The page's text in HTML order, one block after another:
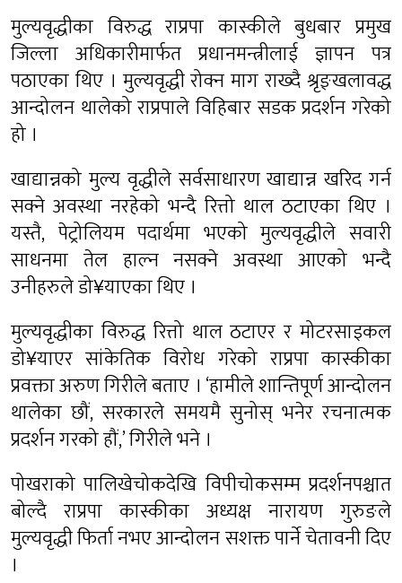
मुल्यवृद्धीका विरुद्ध राप्रपा कास्कीले बुधबार प्रमुख
जिल्ला अधिकारीमार्फत प्रधानमन्त्रीलाई ज्ञापन पत्र
पठाएका थिए । मुल्यवृद्धी रोक्न माग राख्दै श्रृङ्खलावद्ध
आन्दोलन थालेको राप्रपाले विहिबार सडक प्रदर्शन गरेको
हो ।
खाद्यान्नको मुल्य वृद्धीले सर्वसाधारण खाद्यान्न खरिद गर्न
सक्ने अवस्था नरहेको भन्दै रित्तो थाल ठटाएका थिए ।
यस्तै, पेट्रोलियम पदार्थमा भएको मुल्यवृद्धीले सवारी
साधनमा तेल हाल्न नसक्ने अवस्था आएको भन्दै
उनीहरुले डो¥याएका थिए ।
मुल्यवृद्धीका विरुद्ध रित्तो थाल ठटाएर र मोटरसाइकल
डो¥याएर सांकेतिक विरोध गरेको राप्रपा कास्कीका
प्रवक्ता अरुण गिरीले बताए । ‘हामीले शान्तिपूर्ण आन्दोलन
थालेका छौं, सरकारले समयमै सुनोस् भनेर रचनात्मक
प्रदर्शन गरको हौं,’ गिरीले भने ।
पोखराको पालिखेचोकदेखि विपीचोकसम्म प्रदर्शनपश्चात
बोल्दै राप्रपा कास्कीका अध्यक्ष नारायण गुरुङले
मुल्यवृद्धी फिर्ता नभए आन्दोलन सशक्त पार्ने चेतावनी दिए
।